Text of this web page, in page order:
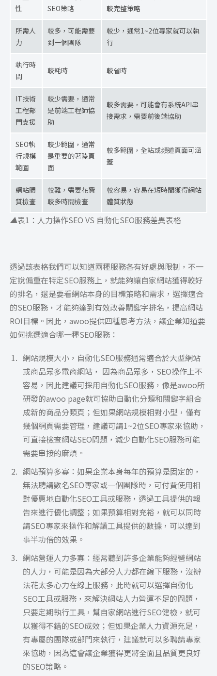
性
SEO策略
較完整策略
所需人
力
較多，可能需要
到一個團隊
較少，通常1~2位專家就可以執
行
執行時
間
較耗時 較省時
IT技術
工程部
門支援
較少需要，通常
是前端工程師協
助
較多需要，可能會有系統API串
接需求，需要前後端協助
SEO執
行規模
範圍
較少範圍，通常
是重要的著陸頁
面
較多範圍，全站或頻道頁面可涵
蓋
網站體
質檢查
較難，需要花費
較多時間檢查
較容易，容易在短時間獲得網站
體質狀態
▲表1：人力操作SEO VS 自動化SEO服務差異表格
透過該表格我們可以知道兩種服務各有好處與限制，不一
定說偏重在特定SEO服務上，就能夠讓自家網站獲得較好
的排名，還是要看網站本身的目標策略和需求，選擇適合
的SEO服務，才能夠達到有效改善關鍵字排名，提高網站
ROI目標。因此，awoo提供四種思考方法，讓企業知道要
如何挑選適合哪一種SEO服務：
網站規模大小，自動化SEO服務通常適合於大型網站
或商品眾多電商網站， 因為商品眾多，SEO操作上不
容易，因此建議可採用自動化SEO服務，像是awoo所
研發的awoo page就可協助自動化分類和關鍵字組合
成新的商品分類頁；但如果網站規模相對小型，僅有
幾個網頁需要管理，建議可請1~2位SEO專家來協助，
可直接檢查網站SEO問題，減少自動化SEO服務可能
需要串接的麻煩。
網站預算多寡：如果企業本身每年的預算是固定的，
無法聘請數名SEO專家或一個團隊時，可付費使用相
對優惠地自動化SEO工具或服務，透過工具提供的報
告來進行優化調整；如果預算相對充裕，就可以同時
請SEO專家來操作和解讀工具提供的數據，可以達到
事半功倍的效果。
網站營運人力多寡：經常聽到許多企業能夠經營網站
的人力，可能是因為大部分人力都在線下服務，沒辦
法花太多心力在線上服務，此時就可以選擇自動化
SEO工具或服務，來解決網站人力營運不足的問題，
只要定期執行工具，幫自家網站進行SEO健檢，就可
以獲得不錯的SEO成效；但如果企業人力資源充足，
有專屬的團隊或部門來執行，建議就可以多聘請專家
來協助，因為這會讓企業獲得更將全面且品質更良好
的SEO策略。